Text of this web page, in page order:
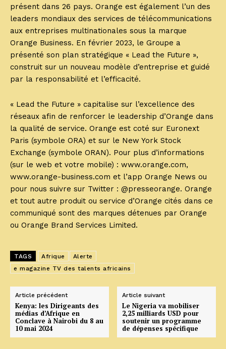
présent dans 26 pays. Orange est également l’un des
leaders mondiaux des services de télécommunications
aux entreprises multinationales sous la marque
Orange Business. En février 2023, le Groupe a
présenté son plan stratégique « Lead the Future »,
construit sur un nouveau modèle d’entreprise et guidé
par la responsabilité et l’efficacité.
« Lead the Future » capitalise sur l’excellence des
réseaux afin de renforcer le leadership d’Orange dans
la qualité de service. Orange est coté sur Euronext
Paris (symbole ORA) et sur le New York Stock
Exchange (symbole ORAN). Pour plus d’informations
(sur le web et votre mobile) : www.orange.com,
www.orange-business.com et l’app Orange News ou
pour nous suivre sur Twitter : @presseorange. Orange
et tout autre produit ou service d’Orange cités dans ce
communiqué sont des marques détenues par Orange
ou Orange Brand Services Limited.
TAGS Afrique
Alerte
e magazine TV des talents africains
Article précédent
Kenya: les Dirigeants des
médias d’Afrique en
Conclave à Nairobi du 8 au
10 mai 2024
Article suivant
Le Nigeria va mobiliser
2,25 milliards USD pour
soutenir un programme
de dépenses spécifique